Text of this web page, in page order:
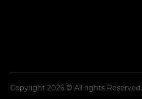
Copyright 2026 © All rights Reserved.